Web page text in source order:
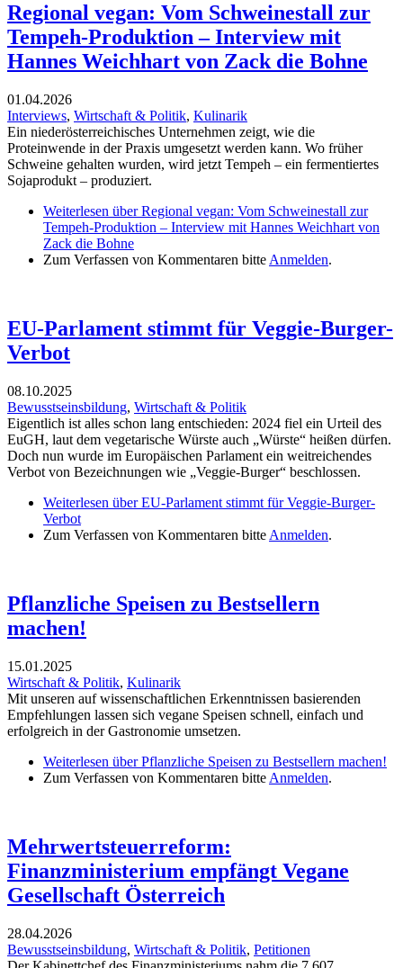
Regional vegan: Vom Schweinestall zur
Tempeh-Produktion – Interview mit
Hannes Weichhart von Zack die Bohne
01.04.2026
Interviews, Wirtschaft & Politik, Kulinarik
Ein niederösterreichisches Unternehmen zeigt, wie die
Proteinwende in der Praxis umgesetzt werden kann. Wo früher
Schweine gehalten wurden, wird jetzt Tempeh – ein fermentiertes
Sojaprodukt – produziert.
Weiterlesen über Regional vegan: Vom Schweinestall zur
Tempeh-Produktion – Interview mit Hannes Weichhart von
Zack die Bohne
Zum Verfassen von Kommentaren bitte Anmelden.
EU-Parlament stimmt für Veggie-Burger-
Verbot
08.10.2025
Bewusstseinsbildung, Wirtschaft & Politik
Eigentlich ist alles schon lang entschieden: 2024 fiel ein Urteil des
EuGH, laut dem vegetarische Würste auch „Würste“ heißen dürfen.
Doch nun wurde im Europäischen Parlament ein weitreichendes
Verbot von Bezeichnungen wie „Veggie-Burger“ beschlossen.
Weiterlesen über EU-Parlament stimmt für Veggie-Burger-
Verbot
Zum Verfassen von Kommentaren bitte Anmelden.
Pflanzliche Speisen zu Bestsellern
machen!
15.01.2025
Wirtschaft & Politik, Kulinarik
Mit unseren auf wissenschaftlichen Erkenntnissen basierenden
Empfehlungen lassen sich vegane Speisen schnell, einfach und
erfolgreich in der Gastronomie umsetzen.
Weiterlesen über Pflanzliche Speisen zu Bestsellern machen!
Zum Verfassen von Kommentaren bitte Anmelden.
Mehrwertsteuerreform:
Finanzministerium empfängt Vegane
Gesellschaft Österreich
28.04.2026
Bewusstseinsbildung, Wirtschaft & Politik, Petitionen